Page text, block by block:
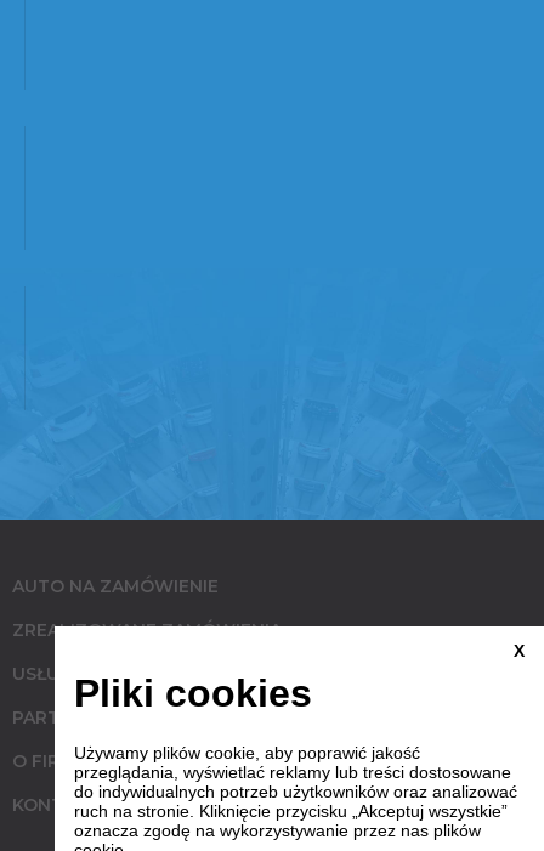
AUTO NA ZAMÓWIENIE
ZREALIZOWANE ZAMÓWIENIA
USŁUGI
PARTNERZY
O FIRMIE
KONTAKT
X
Pliki cookies
Używamy plików cookie, aby poprawić jakość
przeglądania, wyświetlać reklamy lub treści dostosowane
do indywidualnych potrzeb użytkowników oraz analizować
ruch na stronie. Kliknięcie przycisku „Akceptuj wszystkie”
oznacza zgodę na wykorzystywanie przez nas plików